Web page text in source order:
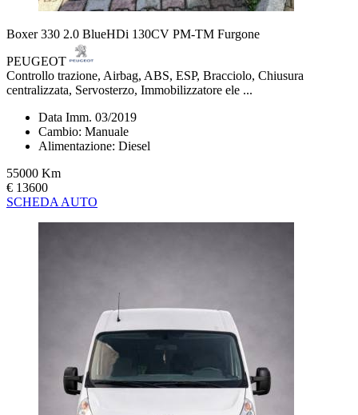
Boxer 330 2.0 BlueHDi 130CV PM-TM Furgone
PEUGEOT
Controllo trazione, Airbag, ABS, ESP, Bracciolo, Chiusura
centralizzata, Servosterzo, Immobilizzatore ele ...
Data Imm. 03/2019
Cambio: Manuale
Alimentazione: Diesel
55000 Km
€ 13600
SCHEDA AUTO